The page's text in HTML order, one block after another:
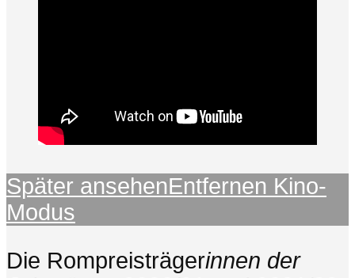
Später ansehenEntfernen Kino-
Modus
Die Rompreisträgerinnen der